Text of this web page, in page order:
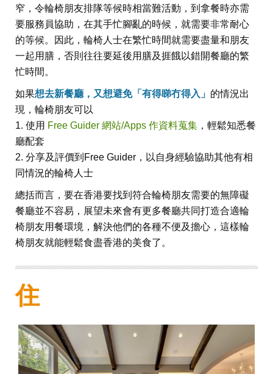
窄，令輪椅朋友排隊等候時相當難活動，到拿餐時亦需
要服務員協助，在其手忙腳亂的時候，就需要非常耐心
的等候。因此，輪椅人士在繁忙時間就需要盡量和朋友
一起用膳，否則往往要延後用膳及捱餓以錯開餐廳的繁
忙時間。
如果想去新餐廳，又想避免「有得睇冇得入」 的情況出
現，輪椅朋友可以
1. 使用 Free Guider 網站/Apps 作資料蒐集 ，輕鬆知悉餐
廳配套
2. 分享及評價到Free Guider，以自身經驗協助其他有相
同情況的輪椅人士
總括而言，要在香港要找到符合輪椅朋友需要的無障礙
餐廳並不容易，展望未來會有更多餐廳共同打造合適輪
椅朋友用餐環境，解決他們的各種不便及擔心，這樣輪
椅朋友就能輕鬆食盡香港的美食了。
住